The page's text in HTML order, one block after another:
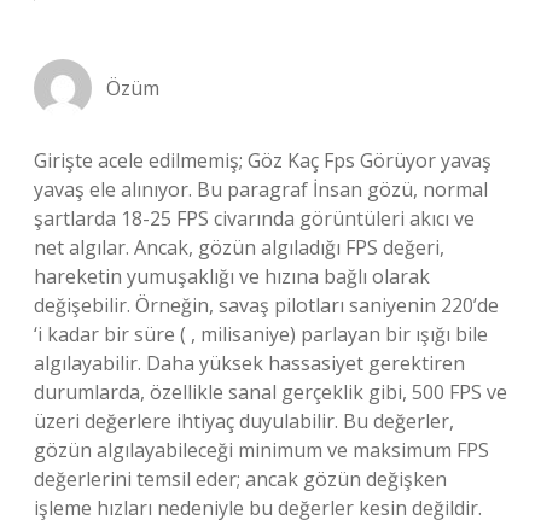
Özüm
Girişte acele edilmemiş; Göz Kaç Fps Görüyor yavaş
yavaş ele alınıyor. Bu paragraf İnsan gözü, normal
şartlarda 18-25 FPS civarında görüntüleri akıcı ve
net algılar. Ancak, gözün algıladığı FPS değeri,
hareketin yumuşaklığı ve hızına bağlı olarak
değişebilir. Örneğin, savaş pilotları saniyenin 220’de
‘i kadar bir süre ( , milisaniye) parlayan bir ışığı bile
algılayabilir. Daha yüksek hassasiyet gerektiren
durumlarda, özellikle sanal gerçeklik gibi, 500 FPS ve
üzeri değerlere ihtiyaç duyulabilir. Bu değerler,
gözün algılayabileceği minimum ve maksimum FPS
değerlerini temsil eder; ancak gözün değişken
işleme hızları nedeniyle bu değerler kesin değildir.